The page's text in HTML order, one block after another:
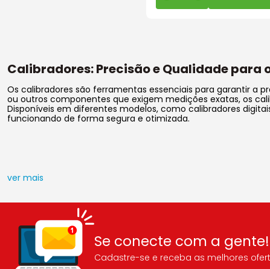
Calibradores: Precisão e Qualidade para
Os calibradores são ferramentas essenciais para garantir a
ou outros componentes que exigem medições exatas, os
Disponíveis em diferentes modelos, como calibradores
funcionando de forma segura e otimizada.
ver mais
Se conecte com a gente!
Cadastre-se e receba as melhores